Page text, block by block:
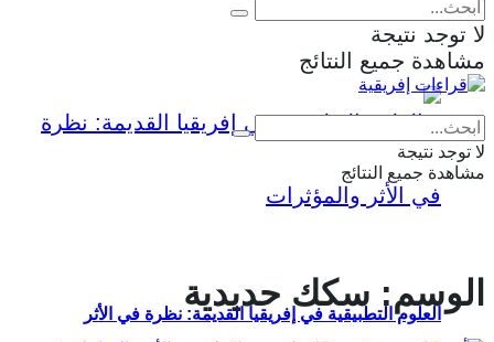
إنتاج الحرب؟
العلوم التطبيقية في إفريقيا القديمة: نظرة في الأثر
لا توجد نتيجة
مشاهدة جميع النتائج
لا توجد نتيجة
مشاهدة جميع النتائج
الوسم: سكك حديدية